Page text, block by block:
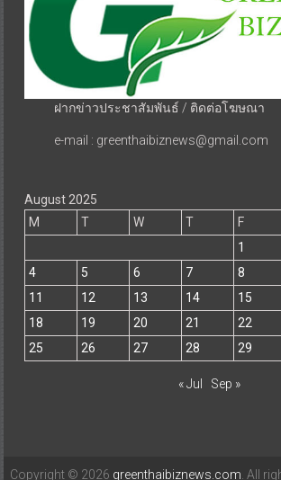
ฝากข่าวประชาสัมพันธ์ / ติดต่อโฆษณา
e-mail : greenthaibiznews@gmail.com
August 2025
M
T W T F
1
4
5 6 7 8
11
12 13 14 15
18
19 20 21 22
25
26 27 28 29
« Jul Sep »
Copyright © 2026 greenthaibiznews.com . All